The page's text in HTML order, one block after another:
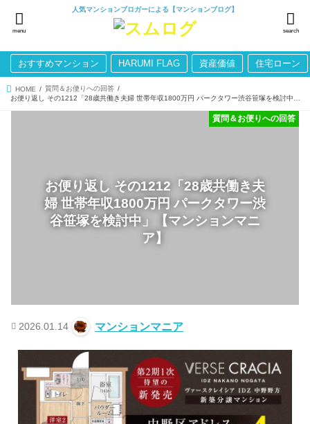
人気マンションブロガーによる【マンションブログ】
search
menu
おすすめマンション HARUMI FLAG 資産価値 住宅ローン
HOME
質問＆お便りへの回答
お便り返し その1212「28歳共働き夫
婦 世帯年収1800万円 パークタワー渋
谷笹塚を検討中」【マンションマニ
ア】
質問＆お便りへの回答
2026.01.14 マンションマニア